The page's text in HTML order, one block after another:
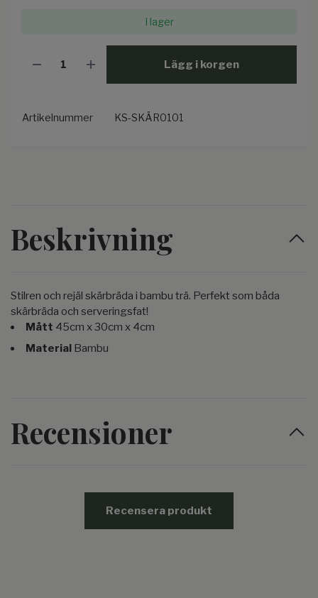
I lager
Lägg i korgen
Artikelnummer KS-SKÄR0101
Beskrivning
Stilren och rejäl skärbräda i bambu trä. Perfekt som båda
skärbräda och serveringsfat!
Mått 45cm x 30cm x 4cm
Material Bambu
Recensioner
Recensera produkt